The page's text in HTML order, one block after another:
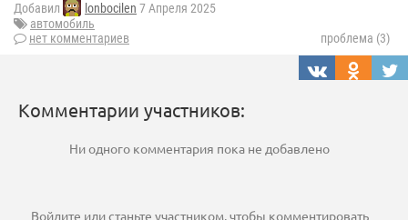
Добавил lonbocilen 7 Апреля 2025
автомобиль
нет комментариев
проблема (3)
Комментарии участников:
Ни одного комментария пока не добавлено
Войдите илистаньте участником, чтобы комментировать